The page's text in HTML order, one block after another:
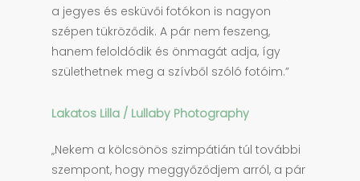
a jegyes és esküvői fotókon is nagyon
szépen tükröződik. A pár nem feszeng,
hanem feloldódik és önmagát adja, így
születhetnek meg a szívből szóló fotóim.”
Lakatos Lilla / Lullaby Photography
„Nekem a kölcsönös szimpátián túl további
szempont, hogy meggyőződjem arról, a pár